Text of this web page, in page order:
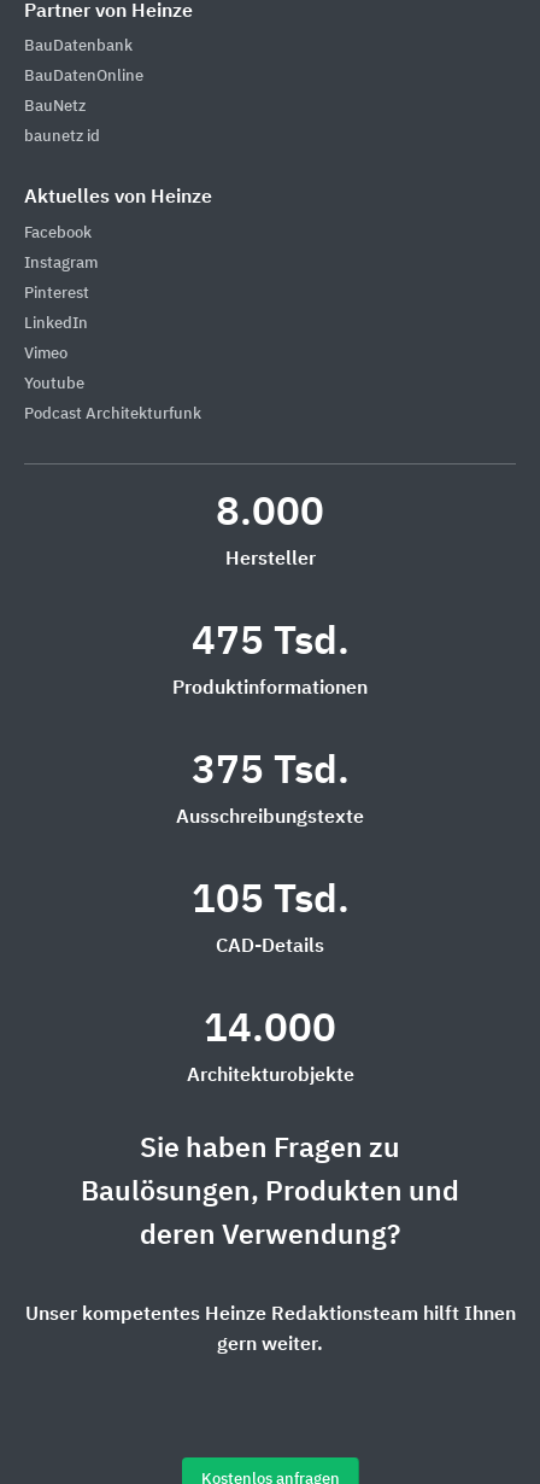
Partner von Heinze
BauDatenbank
BauDatenOnline
BauNetz
baunetz id
Aktuelles von Heinze
Facebook
Instagram
Pinterest
LinkedIn
Vimeo
Youtube
Podcast Architekturfunk
8.000
Hersteller
475 Tsd.
Produktinformationen
375 Tsd.
Ausschreibungstexte
105 Tsd.
CAD-Details
14.000
Architekturobjekte
Sie haben Fragen zu
Baulösungen, Produkten und
deren Verwendung?
Unser kompetentes Heinze Redaktionsteam hilft Ihnen
gern weiter.
Kostenlos anfragen